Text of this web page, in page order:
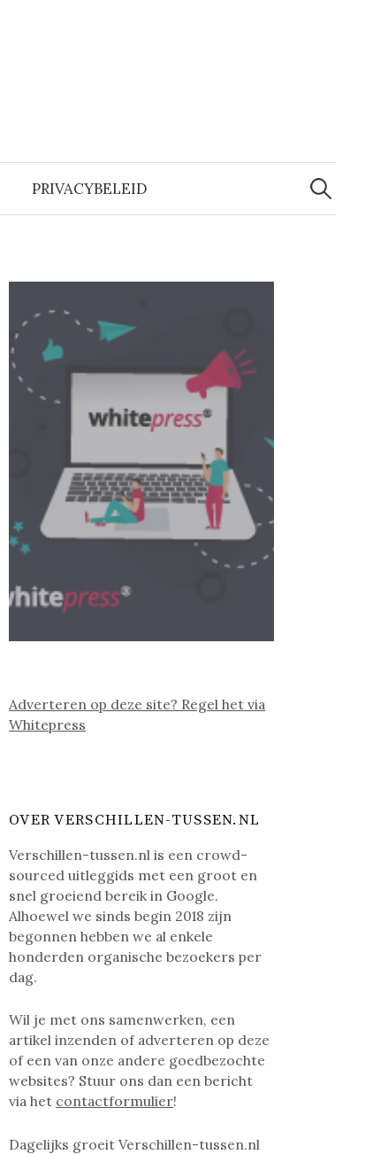
PRIVACYBELEID
Zoeken
naar:
Adverteren op deze site? Regel het via
Whitepress
OVER VERSCHILLEN-TUSSEN.NL
Verschillen-tussen.nl is een crowd-
sourced uitleggids met een groot en
snel groeiend bereik in Google.
Alhoewel we sinds begin 2018 zijn
begonnen hebben we al enkele
honderden organische bezoekers per
dag.
Wil je met ons samenwerken, een
artikel inzenden of adverteren op deze
of een van onze andere goedbezochte
websites? Stuur ons dan een bericht
via het contactformulier!
Dagelijks groeit Verschillen-tussen.nl